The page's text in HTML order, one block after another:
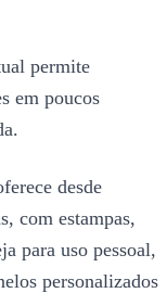
permite
em poucos
desde
com estampas,
para uso pessoal,
personalizados